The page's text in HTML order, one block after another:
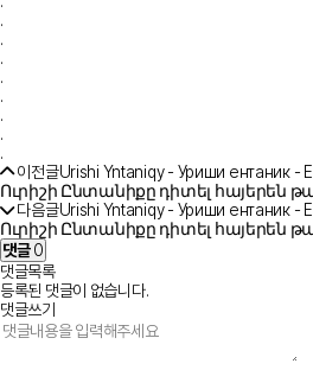
.
.
.
.
.
.
.
.
이전글Urishi Yntaniqy - Уриши ентаник -
Ուրիշի Ընտանիքը դիտել հայերեն
다음글Urishi Yntaniqy - Уриши ентаник -
Ուրիշի Ընտանիքը դիտել հայերեն
댓글0
댓글목록
등록된 댓글이 없습니다.
댓글쓰기